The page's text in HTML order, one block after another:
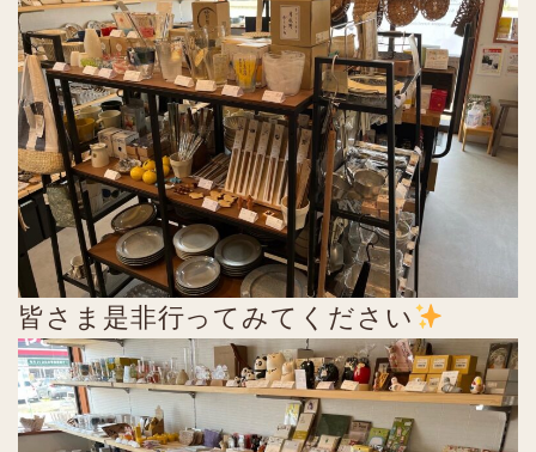
皆さま是非行ってみてください